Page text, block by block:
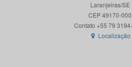
Laranjeiras/SE
CEP 49170-000
Localização